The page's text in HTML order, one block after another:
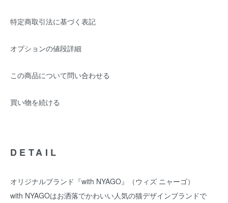
特定商取引法に基づく表記
オプションの値段詳細
この商品について問い合わせる
買い物を続ける
DETAIL
オリジナルブランド『with NYAGO』（ウィズ ニャーゴ）
with NYAGOはお洒落でかわいい人気の猫デザインブランドで